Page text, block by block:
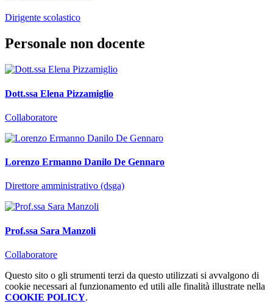
Dirigente scolastico
Personale non docente
Dott.ssa Elena Pizzamiglio
Collaboratore
Lorenzo Ermanno Danilo De Gennaro
Direttore amministrativo (dsga)
Prof.ssa Sara Manzoli
Collaboratore
Questo sito o gli strumenti terzi da questo utilizzati si avvalgono di
cookie necessari al funzionamento ed utili alle finalità illustrate nella
COOKIE POLICY.